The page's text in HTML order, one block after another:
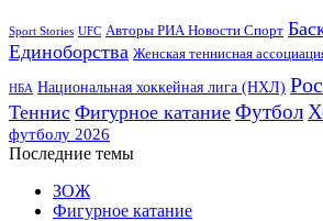
Sport Stories UFC Авторы РИА Новости Спорт
Единоборства Женская теннисная
НБА Национальная хоккейная лига (НХЛ)
Теннис Фигурное катание Футбол
футболу 2026
Последние темы
ЗОЖ
Фигурное катание